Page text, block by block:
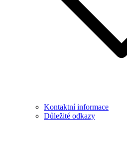
Kontaktní informace
Důležité odkazy